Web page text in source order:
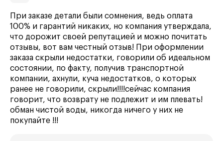
При заказе детали были сомнения, ведь оплата
100% и гарантий никаких, но компания утверждала,
что дорожит своей репутацией и можно почитать
отзывы, вот вам честный отзыв! При оформлении
заказа скрыли недостатки, говорили об идеальном
состоянии, по факту, получив транспортной
компании, ахнули, куча недостатков, о которых
ранее не говорили, скрыли!!!!сейчас компания
говорит, что возврату не подлежит и им плевать!
обман чистой воды, никогда ничего у них не
покупайте !!!